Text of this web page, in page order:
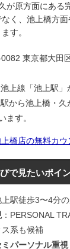
が原方面にある
く、池上橋方
す。
東京都大田
上線「池上駅
から池上橋・
ます。
橋店の無料カウ
で見たいポイ
上駅徒歩3〜4分
：PERSONAL
系も候補
パーソナル重視